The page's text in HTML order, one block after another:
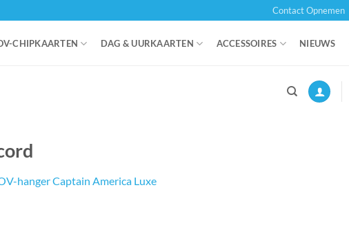
Contact Opnemen
CHIPKAARTEN DAG & UURKAARTEN ACCESSOIRES NIEUWS
hanger Captain America Luxe